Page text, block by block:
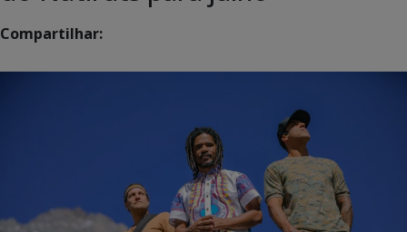
Compartilhar: